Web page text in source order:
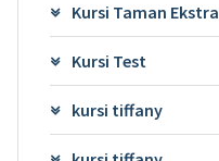
Kursi Taman Ekstra
Kursi Test
kursi tiffany